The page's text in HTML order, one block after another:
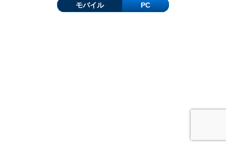
モバイル PC